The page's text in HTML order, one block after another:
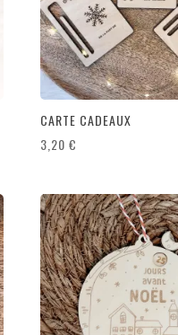
CARTE CADEAUX
3,20€